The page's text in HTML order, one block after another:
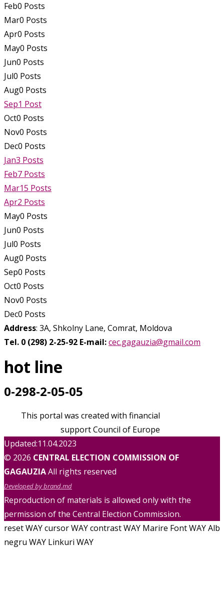
Feb0 Posts
Mar0 Posts
Apr0 Posts
May0 Posts
Jun0 Posts
Jul0 Posts
Aug0 Posts
Sep1 Post
Oct0 Posts
Nov0 Posts
Dec0 Posts
Jan3 Posts
Feb7 Posts
Mar15 Posts
Apr2 Posts
May0 Posts
Jun0 Posts
Jul0 Posts
Aug0 Posts
Sep0 Posts
Oct0 Posts
Nov0 Posts
Dec0 Posts
Address: 3A, Shkolny Lane, Comrat, Moldova
Tel. 0 (298) 2-25-92 E-mail:cec.gagauzia@gmail.com
hot line
0-298-2-05-05
This portal was created with financial
support Council of Europe
Updated:11.04.2023
© 2026 CENTRAL ELECTION COMMISSION OF
GAGAUZIAAll rights reserved
Developed by brand.md
Reproduction of materials is allowed only with the
permission of the Central Election Commission.
reset WAYcursor WAYcontrast WAY Marire Font WAYAlb
negru WAY Linkuri WAY